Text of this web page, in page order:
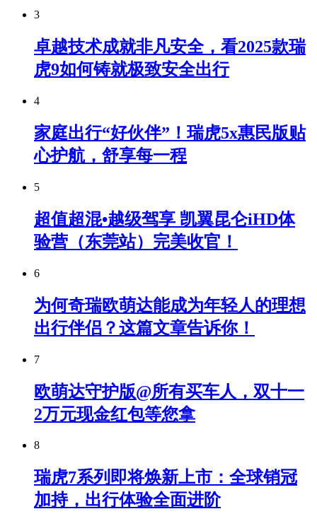
3
卓越技术成就非凡安全，看2025款瑞
虎9如何铸就极致安全出行
4
家庭出行“好伙伴”！瑞虎5x惠民版贴
心护航，舒享每一程
5
超值超混•越级驾享 凯翼昆仑iHD体
验营（东莞站）完美收官！
6
为何奇瑞欧萌达能成为年轻人的理想
出行伴侣？这篇文章告诉你！
7
欧萌达守护版@所有买车人，双十一
2万元现金红包等您拿
8
瑞虎7系列即将焕新上市：全球销冠
加持，出行体验全面进阶